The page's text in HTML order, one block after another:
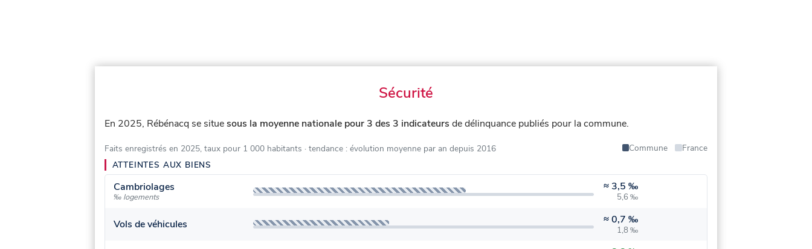
Sécurité
En 2025, Rébénacq se situesous la moyenne nationale pour 3 des 3 indicateurs de délinquance publiés pour la commune.
Faits enregistrés en 2025, taux pour 1 000 habitants · tendance : évolution moyenne par an depuis 2016 Commune
France
ATTEINTES AUX BIENS
Cambriolages
‰ logements
≈ 3,5 ‰
5,6 ‰
Vols de véhicules ≈0,7 ‰
1,8 ‰